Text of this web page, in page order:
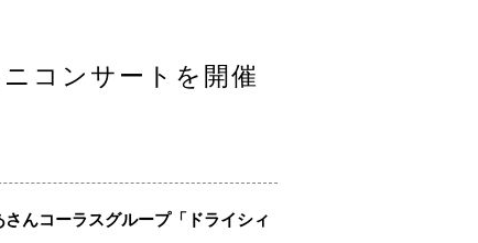
コンサートを開催
んコーラスグループ「ドライシィ